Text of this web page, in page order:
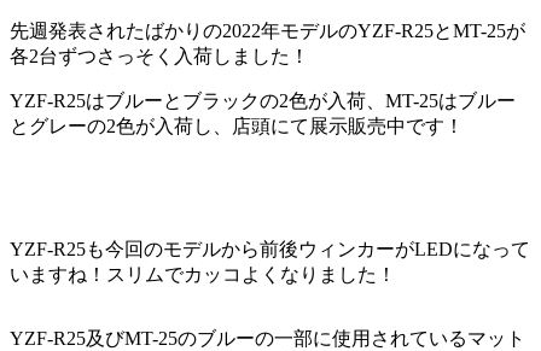
先週発表されたばかりの2022年モデルのYZF-R25とMT-25が
各2台ずつさっそく入荷しました！
YZF-R25はブルーとブラックの2色が入荷、MT-25はブルー
とグレーの2色が入荷し、店頭にて展示販売中です！
YZF-R25も今回のモデルから前後ウィンカーがLEDになって
いますね！スリムでカッコよくなりました！
YZF-R25及びMT-25のブルーの一部に使用されているマット